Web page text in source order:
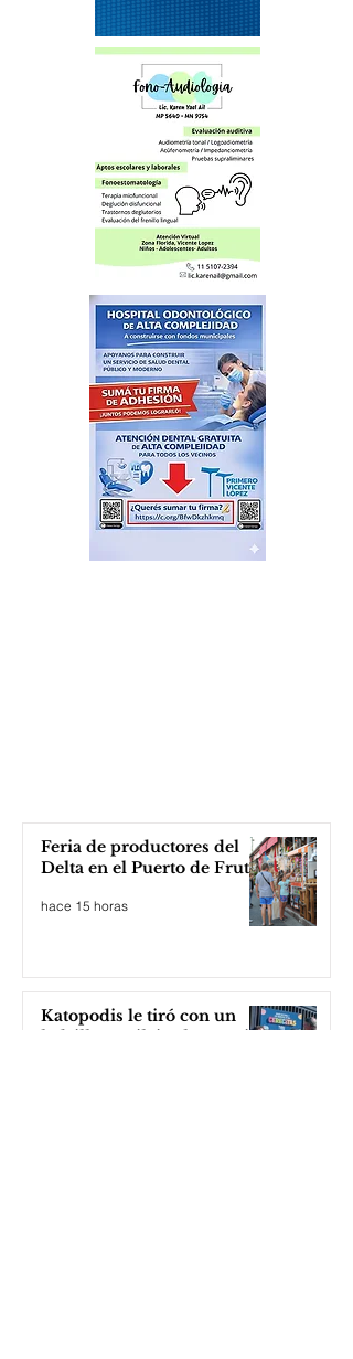
Feria de productores del
Delta en el Puerto de Frutos
hace 15 horas
Katopodis le tiró con un
ladrillo a Milei, ¡el Javo ni